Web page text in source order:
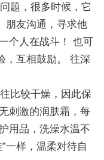
题，很多时候，它
朋友沟通，寻求他
个人在战斗！ 也可
，互相鼓励。 往深
比较干燥，因此保
刺激的润肤霜，每
用品，洗澡水温不
一样，温柔对待自